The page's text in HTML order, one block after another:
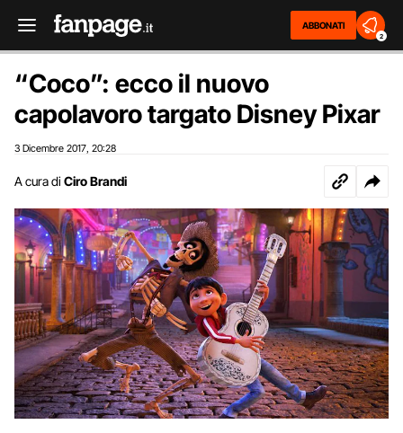
ABBONATI
2
“Coco”: ecco il nuovo
capolavoro targato Disney Pixar
3 Dicembre 2017 20:28
A cura di Ciro Brandi